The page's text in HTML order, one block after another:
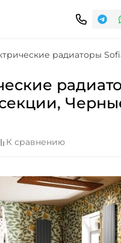
радиаторы
К сравнению